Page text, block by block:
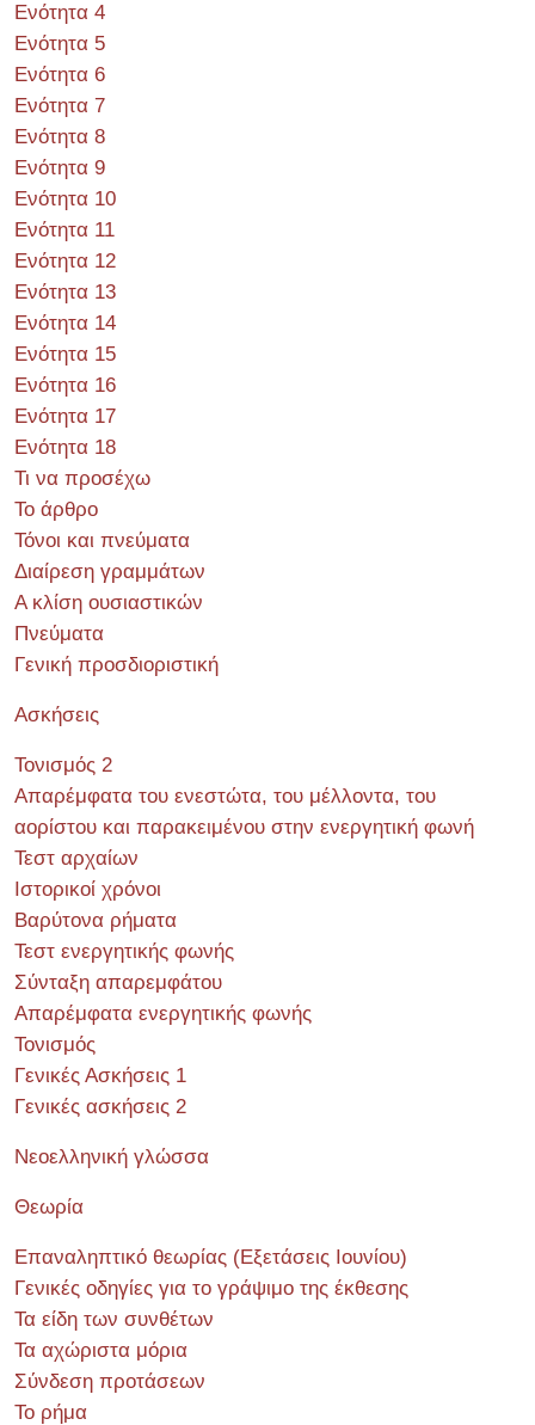
Ενότητα 4
Ενότητα 5
Ενότητα 6
Ενότητα 7
Ενότητα 8
Ενότητα 9
Ενότητα 10
Ενότητα 11
Ενότητα 12
Ενότητα 13
Ενότητα 14
Ενότητα 15
Ενότητα 16
Ενότητα 17
Ενότητα 18
Τι να προσέχω
Το άρθρο
Τόνοι και πνεύματα
Διαίρεση γραμμάτων
Α κλίση ουσιαστικών
Πνεύματα
Γενική προσδιοριστική
Ασκήσεις
Τονισμός 2
Απαρέμφατα του ενεστώτα, του μέλλοντα, του
αορίστου και παρακειμένου στην ενεργητική φωνή
Τεστ αρχαίων
Ιστορικοί χρόνοι
Βαρύτονα ρήματα
Τεστ ενεργητικής φωνής
Σύνταξη απαρεμφάτου
Απαρέμφατα ενεργητικής φωνής
Τονισμός
Γενικές Ασκήσεις 1
Γενικές ασκήσεις 2
Νεοελληνική γλώσσα
Θεωρία
Επαναληπτικό θεωρίας (Εξετάσεις Ιουνίου)
Γενικές οδηγίες για το γράψιμο της έκθεσης
Τα είδη των συνθέτων
Τα αχώριστα μόρια
Σύνδεση προτάσεων
Το ρήμα